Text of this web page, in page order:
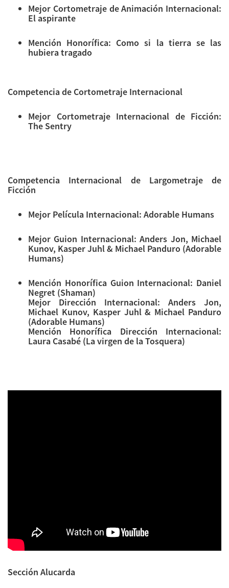
Mejor Cortometraje de Animación Internacional:
El aspirante
Mención Honorífica: Como si la tierra se las
hubiera tragado
Competencia de Cortometraje Internacional
Mejor Cortometraje Internacional de Ficción:
The Sentry
Competencia Internacional de Largometraje de
Ficción
Mejor Película Internacional: Adorable Humans
Mejor Guion Internacional: Anders Jon, Michael
Kunov, Kasper Juhl & Michael Panduro (Adorable
Humans)
Mención Honorífica Guion Internacional: Daniel
Negret (Shaman)
Mejor Dirección Internacional: Anders Jon,
Michael Kunov, Kasper Juhl & Michael Panduro
(Adorable Humans)
Mención Honorífica Dirección Internacional:
Laura Casabé (La virgen de la Tosquera)
Sección Alucarda